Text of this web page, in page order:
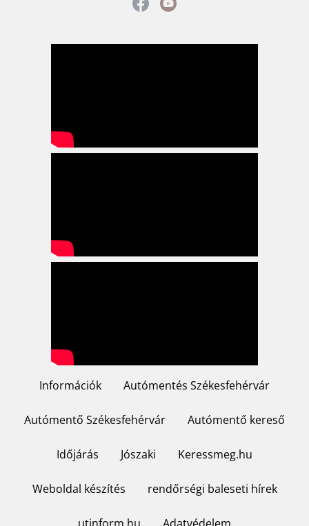
Footer
menu
Információk Autómentés Székesfehérvár
Autómentő Székesfehérvár Autómentő kereső
Időjárás Jószaki Keressmeg.hu
Weboldal készítés rendőrségi baleseti hírek